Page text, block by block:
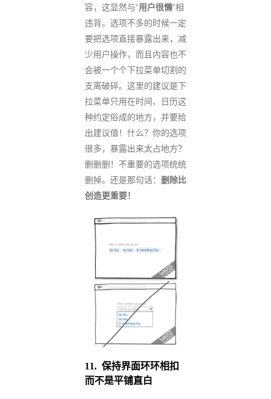
容，这显然与“用户很懒”相
违背。选项不多的时候一定
要把选项直接暴露出来，减
少用户操作，而且内容也不
会被一个个下拉菜单切割的
支离破碎。这里的建议是下
拉菜单只用在时间、日历这
种约定俗成的地方，并要给
出建议值！什么？你的选项
很多，暴露出来太占地方？
删删删！不重要的选项统统
删掉。还是那句话： 删除比
创造更重要！
11. 保持界面环环相扣
而不是平铺直白